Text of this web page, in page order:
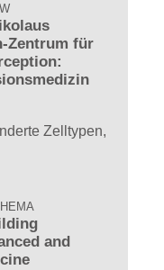
Zentrum für
Zelltypen,
and